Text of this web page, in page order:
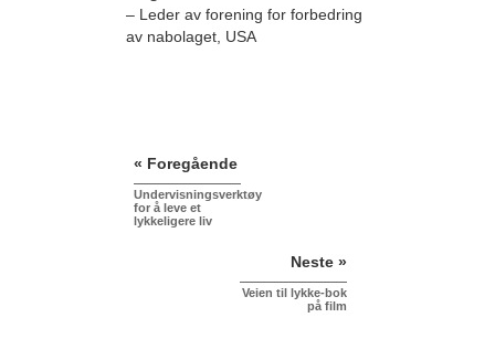
– Leder av forening for forbedring
av nabolaget, USA
« Foregående
Undervisningsverktøy
for å leve et
lykkeligere liv
Neste »
Veien til lykke-bok
på film